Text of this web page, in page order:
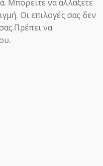
Μπορείτε να αλλάξετε
Οι επιλογές σας δεν
να